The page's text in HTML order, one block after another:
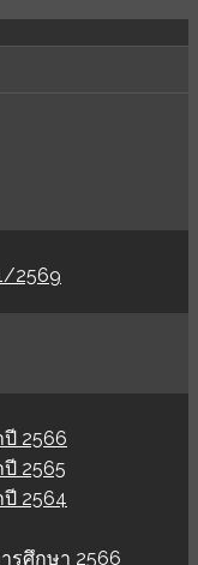
2569
2566
2565
2564
รศึกษา 2566